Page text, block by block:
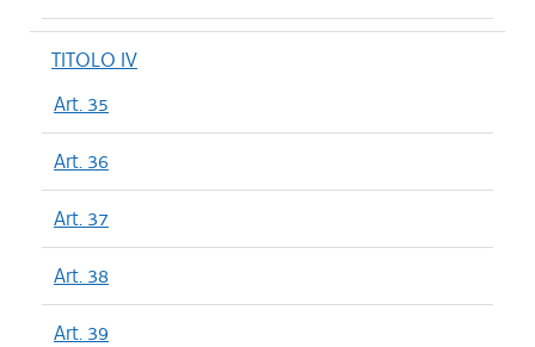
TITOLO IV
Art. 35
Art. 36
Art. 37
Art. 38
Art. 39